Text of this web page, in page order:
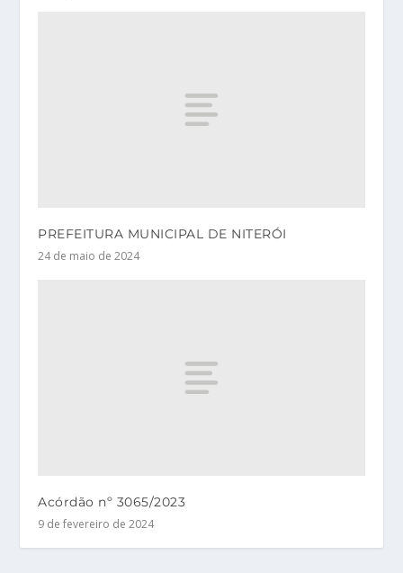
PREFEITURA MUNICIPAL DE NITERÓI
24 de maio de 2024
Acórdão nº 3065/2023
9 de fevereiro de 2024